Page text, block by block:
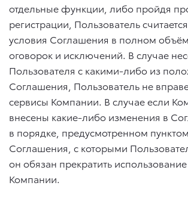
отдельные функции, либо пройдя
регистрации, Пользователь
условия Соглашения в полном
оговорок и исключений. В случае
Пользователя с какими-либо из
Соглашения, Пользователь не
сервисы Компании. В случае если
внесены какие-либо изменения в
в порядке, предусмотренном
Соглашения, с которыми
он обязан прекратить
Компании.